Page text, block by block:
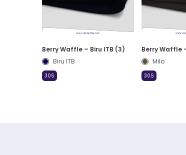
Berry Waffle – Biru ITB (3)
Biru ITB
30S
Berry Waffle
Milo
30S